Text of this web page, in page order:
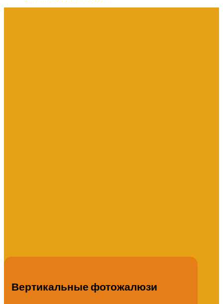
Вертикальные фотожалюзи